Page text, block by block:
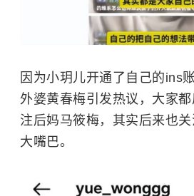
因为小玥儿开通了自己的ins
外婆黄春梅引发热议，大家
注后妈马筱梅，其实后来也
大嘴巴。